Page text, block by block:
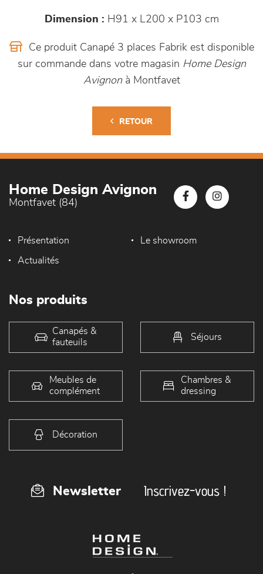
Dimension : H91 x L200 x P103 cm
Ce produit Canapé 3 places Fabrik est disponible
sur commande dans votre magasin Home Design
Avignonà Montfavet
RETOUR
Home Design Avignon
Montfavet (84)
Présentation Le showroom
Actualités
Nos produits
Canapés &
fauteuils
Séjours
Meubles de
complément
Chambres &
dressing
Décoration
Newsletter Inscrivez-vous !